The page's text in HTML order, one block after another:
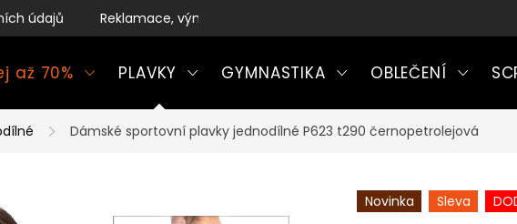
údajů Reklamace, výměny a vrácení zboží
až 70% PLAVKY GYMNASTIKA OBLEČENÍ
Dámské sportovní plavky jednodílné P623 t290 černopetrolejová
Novinka Sleva